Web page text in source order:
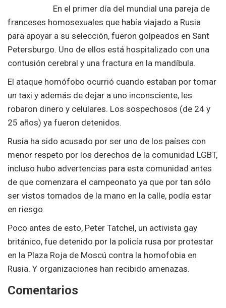
En el primer día del mundial una pareja de
franceses homosexuales que había viajado a Rusia
para apoyar a su selección, fueron golpeados en Sant
Petersburgo. Uno de ellos está hospitalizado con una
contusión cerebral y una fractura en la mandíbula.
El ataque homófobo ocurrió cuando estaban por tomar
un taxi y además de dejar a uno inconsciente, les
robaron dinero y celulares. Los sospechosos (de 24 y
25 años) ya fueron detenidos.
Rusia ha sido acusado por ser uno de los países con
menor respeto por los derechos de la comunidad LGBT,
incluso hubo advertencias para esta comunidad antes
de que comenzara el campeonato ya que por tan sólo
ser vistos tomados de la mano en la calle, podía estar
en riesgo.
Poco antes de esto, Peter Tatchel, un activista gay
británico, fue detenido por la policía rusa por protestar
en la Plaza Roja de Moscú contra la homofobia en
Rusia. Y organizaciones han recibido amenazas.
Comentarios